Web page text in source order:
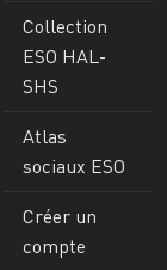
Collection
ESO HAL-
SHS
Atlas
sociaux ESO
Créer un
compte